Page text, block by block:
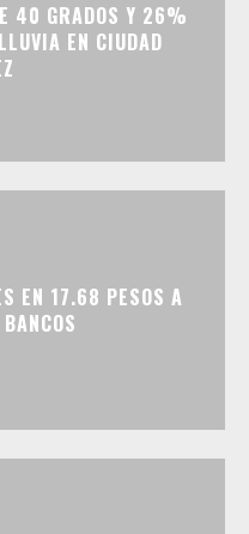
40 GRADOS Y 26%
EN CIUDAD
EN 17.68 PESOS A